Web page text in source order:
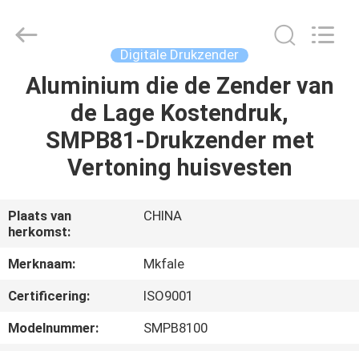
HUIS
PRODUCTEN
ONS
FABRIEKSREIS
KWALITEITSCONTROLE
Export
Co.,Ltd..
Reserved.
Digitale Drukzender
Aluminium die de Zender van
de Lage Kostendruk,
SMPB81-Drukzender met
Vertoning huisvesten
Plaats van
herkomst:
CHINA
Merknaam:
Mkfale
Certificering:
ISO9001
Modelnummer:
SMPB8100